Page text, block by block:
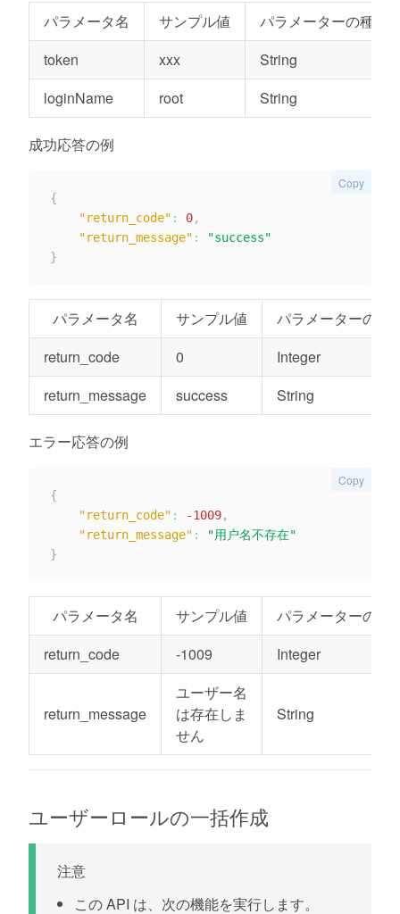
パラメータ名 サンプル値
パラメーターの種類
token
xxx
String
loginName
root String
成功応答の例
{
"return_code" : 0,
"return_message" :
"success"
}
Copy
パラメータ名 サンプル値
パラメーターの種
return_code
0
Integer
return_message
success String
エラー応答の例
{
"return_code" : -1009,
"return_message" :
"用户名不存在"
}
Copy
パラメータ名 サンプル値
パラメーターの種
return_code
-1009 Integer
return_message
ユーザー名
は存在しま
せん
String
ユーザーロールの一括作成
注意
この API は、次の機能を実行します。